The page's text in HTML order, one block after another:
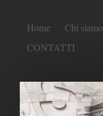
Home Chi siamo
CONTATTI